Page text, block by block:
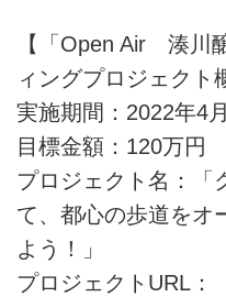
【「Open Air 湊川
ィングプロジェクト
実施期間：2022年4
目標金額：120万円
プロジェクト名：「
て、都心の歩道をオ
よう！」
プロジェクトURL：